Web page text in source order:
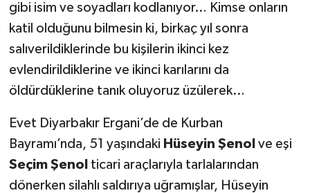
gibi isim ve soyadları kodlanıyor… Kimse onların
katil olduğunu bilmesin ki, birkaç yıl sonra
salıverildiklerinde bu kişilerin ikinci kez
evlendirildiklerine ve ikinci karılarını da
öldürdüklerine tanık oluyoruz üzülerek…
Evet Diyarbakır Ergani’de de Kurban
Bayramı’nda, 51 yaşındaki Hüseyin Şenol ve eşi
Seçim Şenol ticari araçlarıyla tarlalarından
dönerken silahlı saldırıya uğramışlar, Hüseyin